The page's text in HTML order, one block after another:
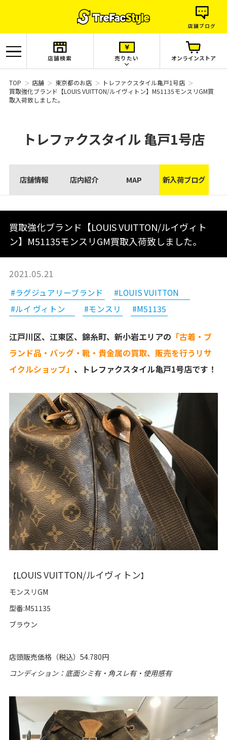
店舗ブログ
店舗検索 売りたい オンラインストア
TOP 店舗 東京都のお店
トレファクスタイル亀戸1号店
買取強化ブランド【LOUIS VUITTON/ルイヴィトン】M51135モンスリGM買
取入荷致しました。
トレファクスタイル亀戸1号店
店舗情報 店内紹介 MAP 新入荷ブログ
買取強化ブランド【LOUIS VUITTON/ルイヴィト
ン】M51135モンスリGM買取入荷致しました。
2021.05.21
#ラグジュアリーブランド
#LOUIS VUITTON
#ルイ ヴィトン
#モンスリ #M51135
江戸川区、江東区、錦糸町、新小岩エリアの 「古着・ブ
ランド品・バッグ・靴・貴金属の買取、販売を行うリサ
イクルショップ」 、トレファクスタイル亀戸1号店です！
【LOUIS VUITTON/ルイヴィトン】
モンスリGM
型番:M51135
ブラウン
店頭販売価格（税込）54.780円
コンディション：底面シミ有・角スレ有・使用感有